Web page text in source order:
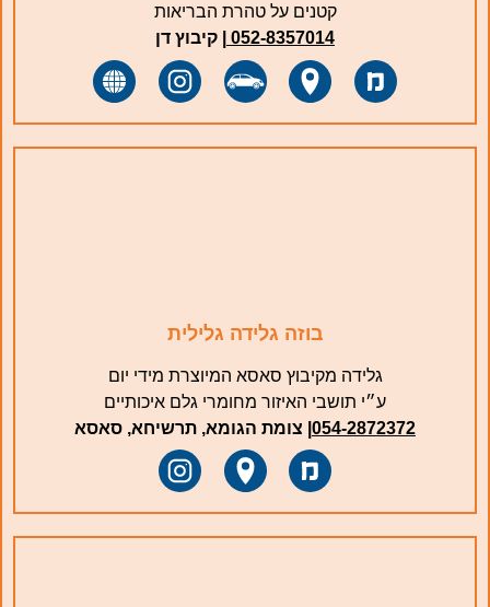
קטנים על טהרת הבריאות
052-8357014
| קיבוץ דן
בוזה גלידה גלילית
גלידה מקיבוץ סאסא המיוצרת מידי יום
ע״י תושבי האיזור מחומרי גלם איכותיים
054-2872372 | צומת הגומא, תרשיחא, סאסא